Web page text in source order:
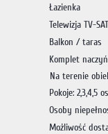
Łazienka
Telewizja TV-SAT
Balkon / taras
Komplet naczyń
Na terenie
Pokoje: 2,3,4,5
Osoby
Możliwość